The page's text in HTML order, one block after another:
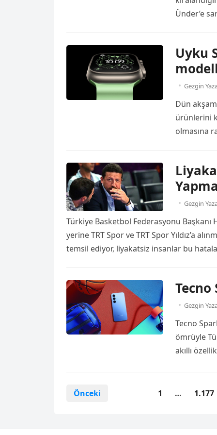
Ünder’e
birlikte
sonuna […]
Uyku
Gezgin
Dün
ürünlerini
olmasına
özelliğini
Gezgin
Türkiye Basketbol Federasyonu Başkanı
yerine TRT Spor ve TRT Spor Yıldız’a
temsil ediyor, liyakatsiz insanlar bu
Tecno
Gezgin
Tecno
ömrüyle
akıllı
içeriyor.
Yazı
Önceki 1 … 1.177